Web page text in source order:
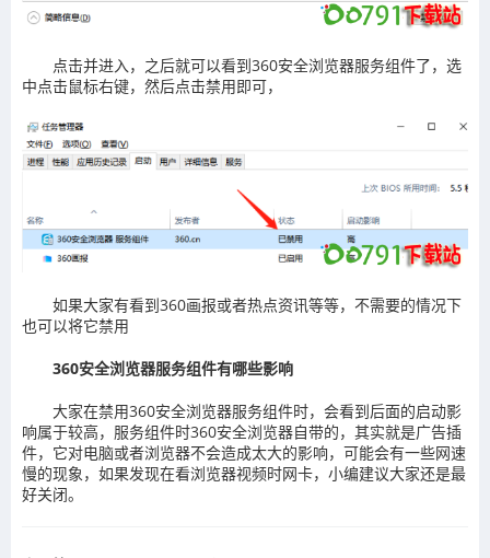
点击并进入，之后就可以看到360安全浏览器服务组件了，选
中点击鼠标右键，然后点击禁用即可，
如果大家有看到360画报或者热点资讯等等，不需要的情况下
也可以将它禁用
360安全浏览器服务组件有哪些影响
大家在禁用360安全浏览器服务组件时，会看到后面的启动影
响属于较高，服务组件时360安全浏览器自带的，其实就是广告插
件，它对电脑或者浏览器不会造成太大的影响，可能会有一些网速
慢的现象，如果发现在看浏览器视频时网卡，小编建议大家还是最
好关闭。